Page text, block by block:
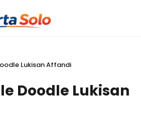
Lukisan Affandi
Doodle Lukisan